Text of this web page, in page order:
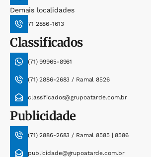
Demais localidades
71 2886-1613
Classificados
(71) 99965-8961
(71) 2886-2683 / Ramal 8526
classificados@grupoatarde.com.br
Publicidade
(71) 2886-2683 / Ramal 8585 | 8586
publicidade@grupoatarde.com.br